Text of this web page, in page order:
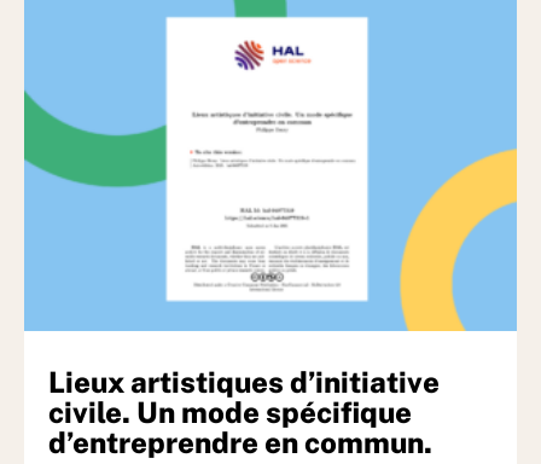
Lieux artistiques d’initiative
civile. Un mode spécifique
d’entreprendre en commun.